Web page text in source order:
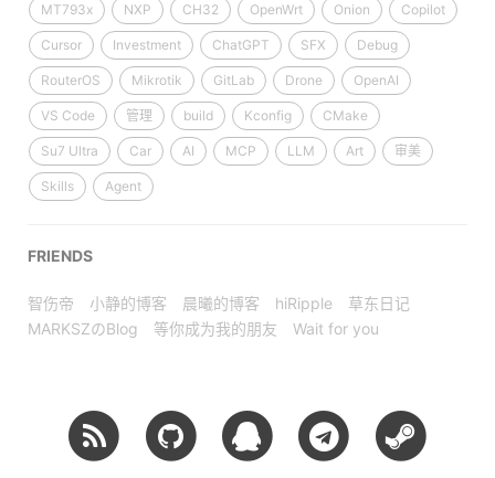
MT793x NXP CH32 OpenWrt Onion Copilot
Cursor Investment ChatGPT SFX Debug
RouterOS Mikrotik GitLab Drone OpenAI
VS Code 管理 build Kconfig CMake
Su7 Ultra Car AI MCP LLM Art 审美
Skills Agent
FRIENDS
智伤帝 小静的博客 晨曦的博客 hiRipple
草东日记
MARKSZのBlog
等你成为我的朋友 Wait for you